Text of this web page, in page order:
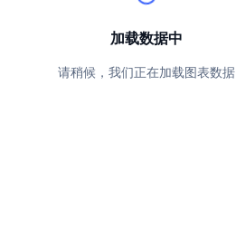
加载数据中
请稍候，我们正在加载图表数据